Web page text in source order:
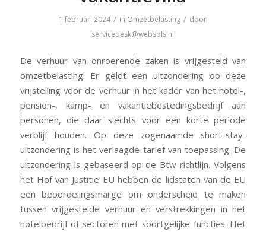
1 februari 2024 / in Omzetbelasting / door
servicedesk@websols.nl
De verhuur van onroerende zaken is vrijgesteld van
omzetbelasting. Er geldt een uitzondering op deze
vrijstelling voor de verhuur in het kader van het hotel-,
pension-, kamp- en vakantiebestedingsbedrijf aan
personen, die daar slechts voor een korte periode
verblijf houden. Op deze zogenaamde short-stay-
uitzondering is het verlaagde tarief van toepassing. De
uitzondering is gebaseerd op de Btw-richtlijn. Volgens
het Hof van Justitie EU hebben de lidstaten van de EU
een beoordelingsmarge om onderscheid te maken
tussen vrijgestelde verhuur en verstrekkingen in het
hotelbedrijf of sectoren met soortgelijke functies. Het